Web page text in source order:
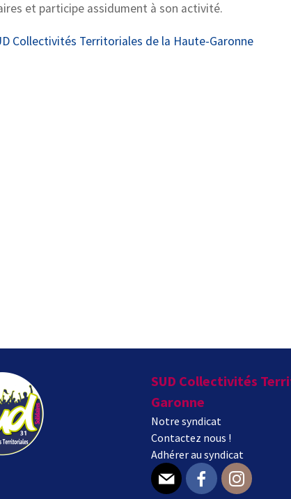
et participe assidument à son activité.
Collectivités Territoriales de la Haute-Garonne
SUD Collectivités
Garonne
Notre syndicat
Contactez nous !
Adhérer au syndicat